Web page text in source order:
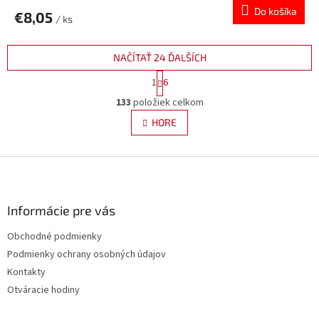
€8,05 / ks
Do košíka
O
v
l
á
k
NAČÍTAŤ 24 ĎALŠÍCH
S
t
r
á
n
k
v
1 6
133 položiek celkom
HORE
Informácie pre vás
Obchodné podmienky
Podmienky ochrany osobných údajov
Kontakty
Otváracie hodiny